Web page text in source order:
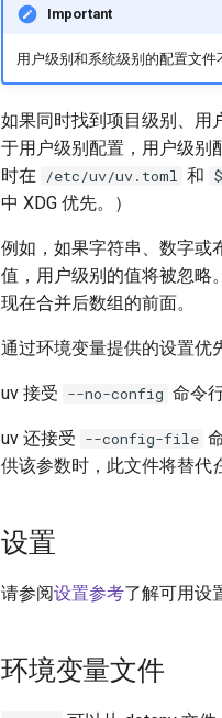
Important
用户级别和系统级别的配置文件
如果同时找到项目级别、用
于用户级别配置，用户级别
时在
/etc/uv/uv.toml 和
中 XDG 优先。）
例如，如果字符串、数字或
值，用户级别的值将被忽略
现在合并后数组的前面。
通过环境变量提供的设置优
uv 接受 --no-config 命令
uv 还接受 --config-file
供该参数时，此文件将替代
设置
请参阅设置参考了解可用设
环境变量文件